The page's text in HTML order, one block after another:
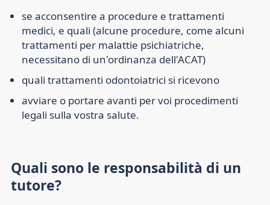
se acconsentire a procedure e trattamenti
medici, e quali (alcune procedure, come alcuni
trattamenti per malattie psichiatriche,
necessitano di un'ordinanza dell'ACAT)
quali trattamenti odontoiatrici si ricevono
avviare o portare avanti per voi procedimenti
legali sulla vostra salute.
Quali sono le responsabilità di un
tutore?